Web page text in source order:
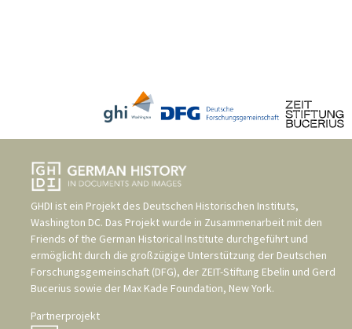
GHDI ist ein Projekt des Deutschen Historischen Instituts,
Washington DC. Das Projekt wurde in Zusammenarbeit mit den
Friends of the German Historical Institute durchgeführt und
ermöglicht durch die großzügige Unterstützung der Deutschen
Forschungsgemeinschaft (DFG), der ZEIT-Stiftung Ebelin und Gerd
Bucerius sowie der Max Kade Foundation, New York.
Partnerprojekt